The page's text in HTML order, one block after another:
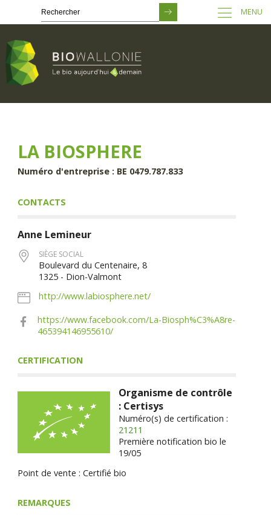
principal
MENU
LA BIOSPHERE
Numéro d'entreprise : BE 0479.787.833
CONTACTS
Anne Lemineur
SIÈGE SOCIAL
Boulevard du Centenaire, 8
1325 - Dion-Valmont
http://www.labiosphere.net/
https://www.facebook.com/La-Biosph%C3%A8re-
465394146955610/
CERTIFICATION
Organisme de contrôle
: Certisys
Numéro(s) de certification :
21211
Première notification bio le
19/05
Point de vente : Certifié bio
REMARQUES